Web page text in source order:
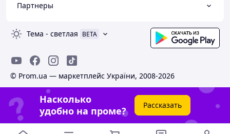
Партнеры
Тема - светлая BETA
© Prom.ua — маркетплейс України, 2008-2026
Насколько
удобно на проме?
Рассказать